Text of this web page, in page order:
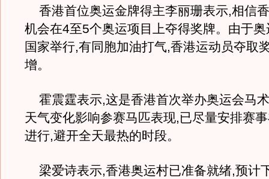
香港首位奥运金牌得主李丽珊表示,相信
机会在4至5个奥运项目上夺得奖牌。由于
国家举行,有同胞加油打气,香港运动员夺取
增。
霍震霆表示,这是香港首次举办奥运会马
天气变化影响参赛马匹表现,已尽量安排赛
进行,避开全天最热的时段。
梁爱诗表示,香港奥运村已准备就绪,预计